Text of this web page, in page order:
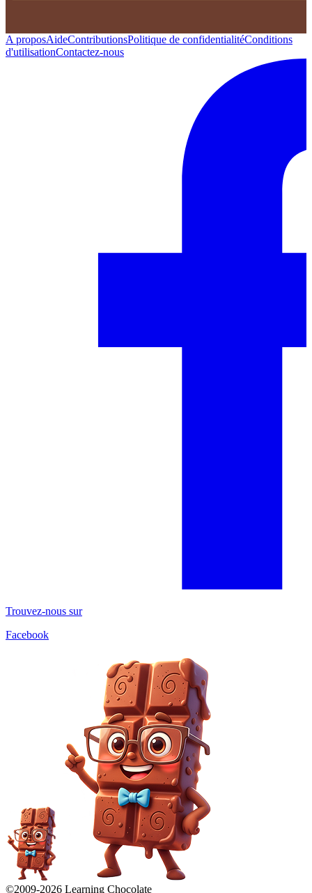
A proposAideContributionsPolitique de confidentialitéConditions
d'utilisationContactez-nous
Trouvez-nous sur
Facebook
©2009-2026 Learning Chocolate